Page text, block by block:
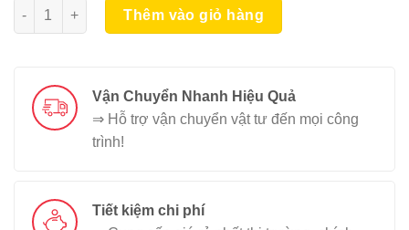
Jotashield CPM 15L số lượng
Thêm vào giỏ hàng
Vận Chuyển Nhanh Hiệu Quả
⇒ Hỗ trợ vận chuyển vật tư đến mọi công
trình!
Tiết kiệm chi phí